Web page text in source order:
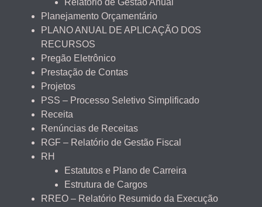
Relatório de Gestão Anual
Planejamento Orçamentário
PLANO ANUAL DE APLICAÇÃO DOS
RECURSOS
Pregão Eletrônico
Prestação de Contas
Projetos
PSS – Processo Seletivo Simplificado
Receita
Renúncias de Receitas
RGF – Relatório de Gestão Fiscal
RH
Estatutos e Plano de Carreira
Estrutura de Cargos
RREO – Relatório Resumido da Execução